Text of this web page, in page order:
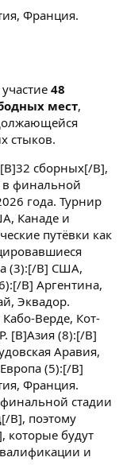
Франция.
48
мест,
стыков.
сборных[/B],
в финальной
года. Турнир
Канаде и
путёвки как
(3):[/B] США,
B] Аргентина,
Эквадор.
Верде, Кот-
[B]Азия (8):[/B]
Аравия,
(5):[/B]
Франция.
стадии
B], поэтому
которые будут
и